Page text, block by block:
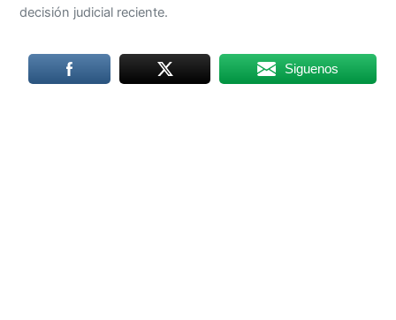
decisión judicial reciente.
Siguenos